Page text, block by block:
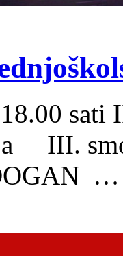
sati
III.
…